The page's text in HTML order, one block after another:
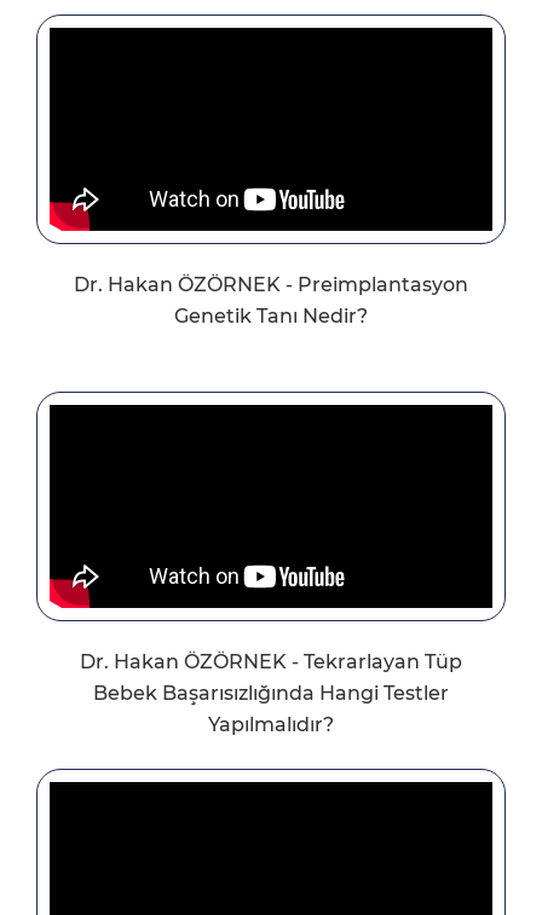
Dr. Hakan ÖZÖRNEK - Preimplantasyon
Genetik Tanı Nedir?
Dr. Hakan ÖZÖRNEK - Tekrarlayan Tüp
Bebek Başarısızlığında Hangi Testler
Yapılmalıdır?